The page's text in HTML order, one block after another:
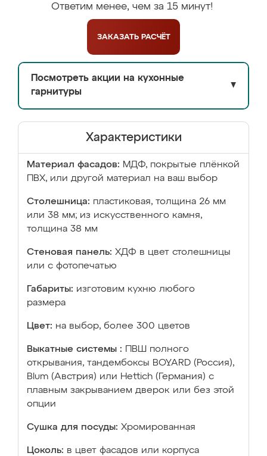
Ответим менее, чем за 15 минут!
ЗАКАЗАТЬ РАСЧЁТ
Посмотреть акции на кухонные
гарнитуры
▼
Характеристики
Материал фасадов: МДФ, покрытые плёнкой
ПВХ, или другой материал на ваш выбор
Столешница: пластиковая, толщина 26 мм
или 38 мм; из искусственного камня,
толщина 38 мм
Стеновая панель: ХДФ в цвет столешницы
или с фотопечатью
Габариты: изготовим кухню любого
размера
Цвет: на выбор, более 300 цветов
Выкатные системы :
ПВШ полного
открывания, тандембоксы BOYARD (Россия),
Blum (Австрия) или Hettich (Германия) с
плавным закрыванием дверок или без этой
опции
Сушка для посуды: Хромированная
Цоколь: в цвет фасадов или корпуса